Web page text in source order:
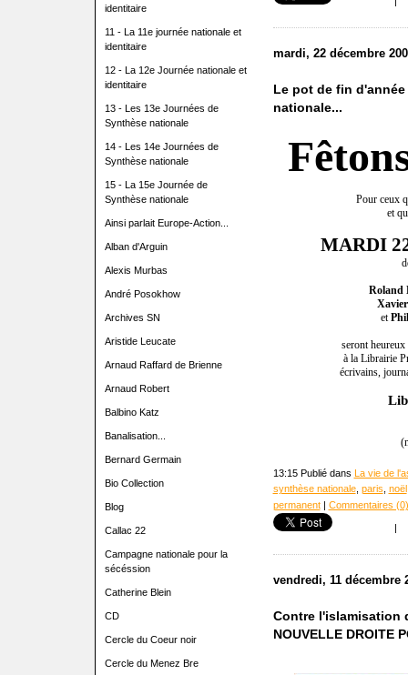
identitaire
11 - La 11e journée nationale et
identitaire
12 - La 12e Journée nationale et
identitaire
13 - Les 13e Journées de
Synthèse nationale
14 - Les 14e Journées de
Synthèse nationale
15 - La 15e Journée de
Synthèse nationale
Ainsi parlait Europe-Action...
Alban d'Arguin
Alexis Murbas
André Posokhow
Archives SN
Aristide Leucate
Arnaud Raffard de Brienne
Arnaud Robert
Balbino Katz
Banalisation...
Bernard Germain
Bio Collection
Blog
Callac 22
Campagne nationale pour la
sécéssion
Catherine Blein
CD
Cercle du Coeur noir
Cercle du Menez Bre
mardi, 22 décembre
Le pot de fin
nationale...
Pour ceux
et
MARDI
Roland
et
seront
à la Librairie
écrivains,
13:15 Publié dans La vie de
synthèse nationale, paris, noël
permanent| Commentaires (0)
vendredi, 11 décembre
Contre l'islamisation
NOUVELLE DROITE